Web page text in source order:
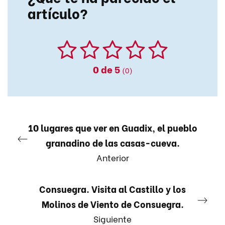
artículo?
0de 5 (0)
10 lugares que ver en Guadix, el pueblo
granadino de las casas-cueva.
Anterior
Consuegra. Visita al Castillo y los
Molinos de Viento de Consuegra.
Siguiente